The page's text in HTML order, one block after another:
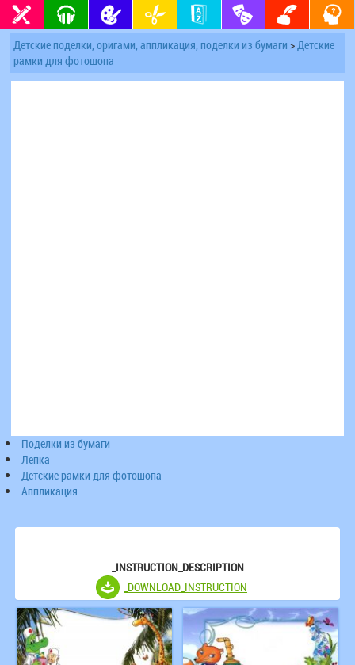
Детские поделки, оригами, аппликация, поделки из бумаги >Детские
рамки для фотошопа
Поделки из бумаги
Лепка
Детские рамки для фотошопа
Аппликация
_INSTRUCTION_DESCRIPTION
_DOWNLOAD_INSTRUCTION